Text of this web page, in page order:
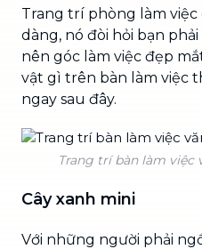
Trang trí phòng làm
dàng, nó đòi hỏi bạn
nên góc làm việc đẹp
vật gì trên bàn làm việc
ngay sau đây.
Trang trí bàn làm việc
Cây xanh mini
Với những người phải